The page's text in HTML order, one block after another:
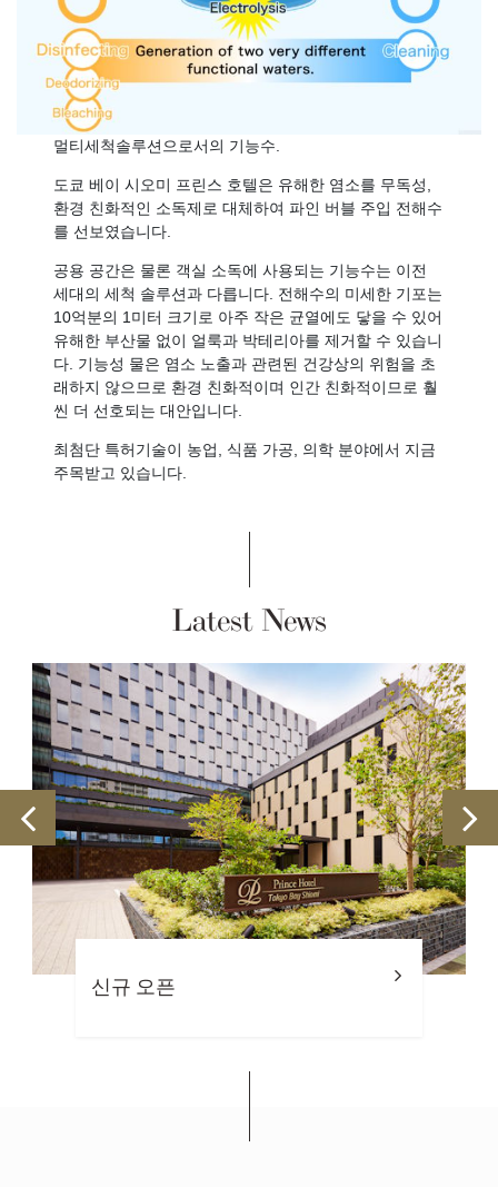
멀티세척솔루션으로서의 기능수.
도쿄 베이 시오미 프린스 호텔은 유해한 염소를 무독성,
환경 친화적인 소독제로 대체하여 파인 버블 주입 전해수
를 선보였습니다.
공용 공간은 물론 객실 소독에 사용되는 기능수는 이전
세대의 세척 솔루션과 다릅니다. 전해수의 미세한 기포는
10억분의 1미터 크기로 아주 작은 균열에도 닿을 수 있어
유해한 부산물 없이 얼룩과 박테리아를 제거할 수 있습니
다. 기능성 물은 염소 노출과 관련된 건강상의 위험을 초
래하지 않으므로 환경 친화적이며 인간 친화적이므로 훨
씬 더 선호되는 대안입니다.
최첨단 특허기술이 농업, 식품 가공, 의학 분야에서 지금
주목받고 있습니다.
Latest News
신규 오픈